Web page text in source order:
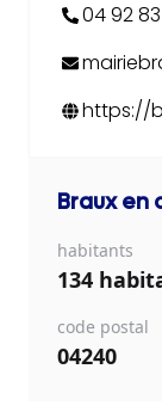
04 92 83
https://
Brauxen
habitants
134
code postal
04240